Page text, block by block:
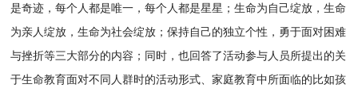
是奇迹，每个人都是唯一，每个人都是星星；生命为自己绽放，生命
为亲人绽放，生命为社会绽放；保持自己的独立个性，勇于面对困难
与挫折等三大部分的内容；同时，也回答了活动参与人员所提出的关
于生命教育面对不同人群时的活动形式、家庭教育中所面临的比如孩